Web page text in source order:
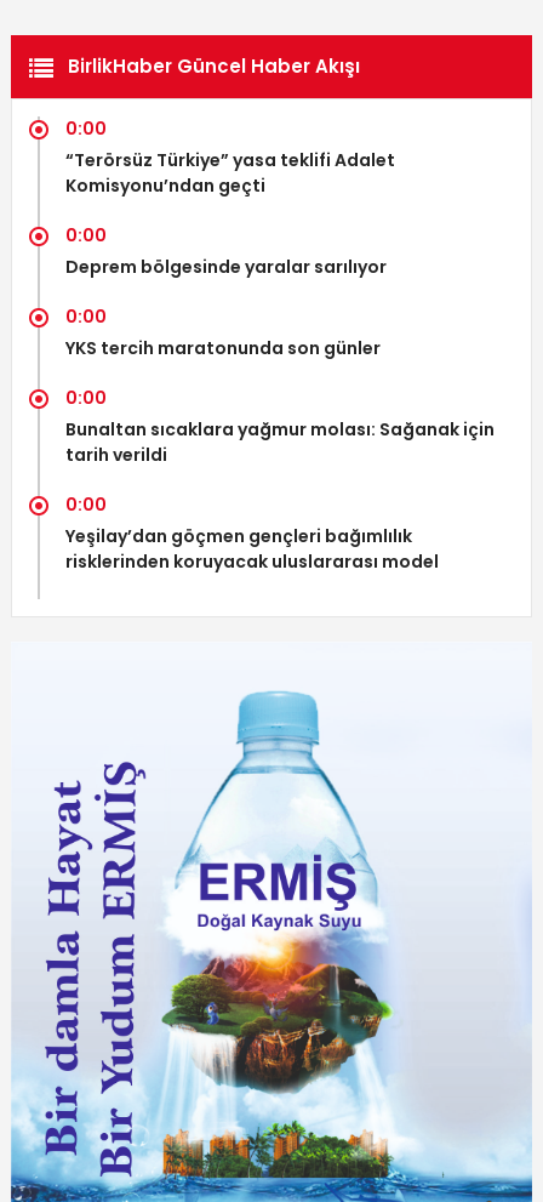
BirlikHaber Güncel Haber Akışı
0:00
“Terörsüz Türkiye” yasa teklifi Adalet
Komisyonu’ndan geçti
0:00
Deprem bölgesinde yaralar sarılıyor
0:00
YKS tercih maratonunda son günler
0:00
Bunaltan sıcaklara yağmur molası: Sağanak için
tarih verildi
0:00
Yeşilay’dan göçmen gençleri bağımlılık
risklerinden koruyacak uluslararası model